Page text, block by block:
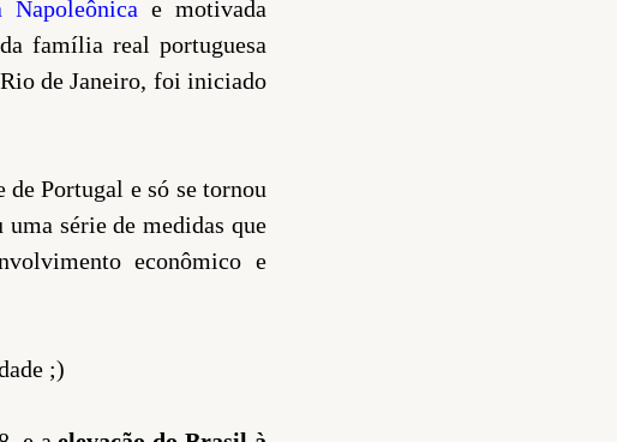
Napoleônica e motivada
família real portuguesa
de Janeiro, foi iniciado
de Portugal e só se tornou
série de medidas que
econômico e
;)